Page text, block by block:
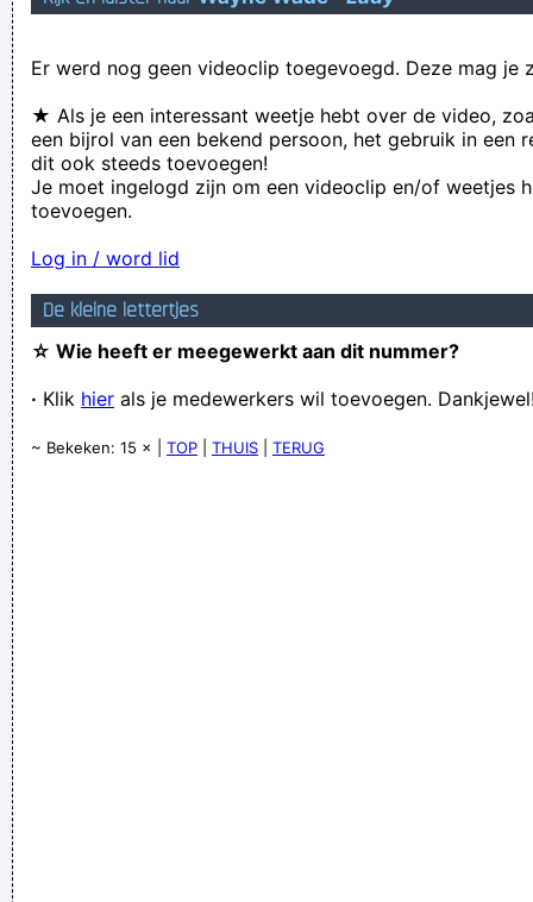
Er werd nog geen videoclip toegevoegd. Deze mag je
★ Als je een interessant weetje hebt over de video,
een bijrol van een bekend persoon, het gebruik in een
dit ook steeds toevoegen!
Je moet ingelogd zijn om een videoclip en/of weetjes
toevoegen.
Log in / word lid
De kleine lettertjes
☆ Wie heeft er meegewerkt aan dit nummer?
· Klik hier als je medewerkers wil toevoegen.
~ Bekeken: 15 × | TOP THUIS TERUG